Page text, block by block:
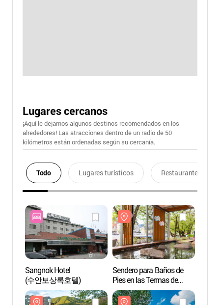
Lugares cercanos
¡Aquí le dejamos algunos destinos recomendados en los
alrededores! Las atracciones dentro de un radio de 50
kilómetros están ordenadas según su cercanía.
Todo Lugares turísticos Restaurantes
Sangnok Hotel
(수안보상록호텔)
Sendero para Baños de
Pies en las Termas de
Suanbo (수안보온천
족욕길)